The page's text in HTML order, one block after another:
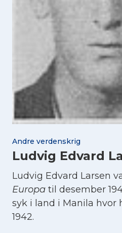
Andre verdenskrig
Ludvig Edvard
Ludvig Edvard Larsen
Europa til desember
syk i land i Manila hvor
1942.